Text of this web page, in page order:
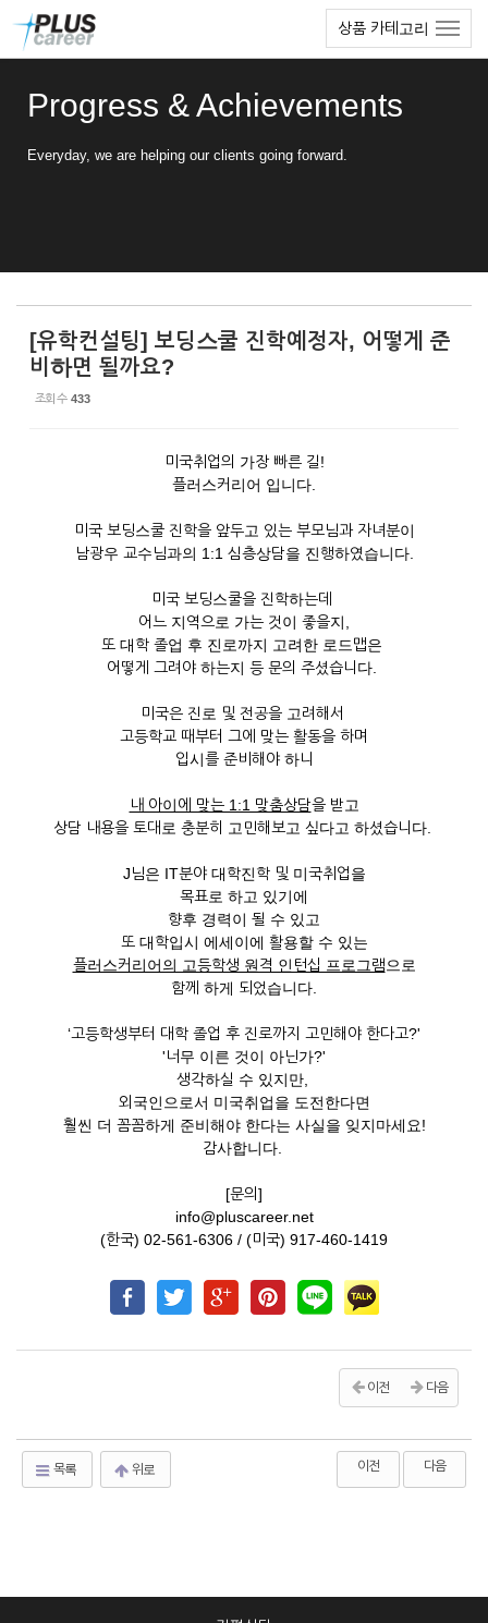
상품 카테고리
Progress & Achievements
Everyday, we are helping our clients going forward.
[유학컨설팅] 보딩스쿨 진학예정자, 어떻게 준
비하면 될까요?
조회 수 433
미국취업의 가장 빠른 길!
플러스커리어 입니다.
미국 보딩스쿨 진학을 앞두고 있는 부모님과 자녀분이
남광우 교수님과의 1:1 심층상담을 진행하였습니다.
미국 보딩스쿨을 진학하는데
어느 지역으로 가는 것이 좋을지,
또 대학 졸업 후 진로까지 고려한 로드맵은
어떻게 그려야 하는지 등 문의 주셨습니다.
미국은 진로 및 전공을 고려해서
고등학교 때부터 그에 맞는 활동을 하며
입시를 준비해야 하니
내 아이에 맞는 1:1 맞춤상담을 받고
상담 내용을 토대로 충분히 고민해보고 싶다고 하셨습니다.
J님은 IT분야 대학진학 및 미국취업을
목표로 하고 있기에
향후 경력이 될 수 있고
또 대학입시 에세이에 활용할 수 있는
플러스커리어의 고등학생 원격 인턴십 프로그램으로
함께 하게 되었습니다.
‘고등학생부터 대학 졸업 후 진로까지 고민해야 한다고?'
'너무 이른 것이 아닌가?'
생각하실 수 있지만,
외국인으로서 미국취업을 도전한다면
훨씬 더 꼼꼼하게 준비해야 한다는 사실을 잊지마세요!
감사합니다.
[문의]
info@pluscareer.net
(한국) 02-561-6306 / (미국) 917-460-1419
이전 다음
목록 위로 이전 다음